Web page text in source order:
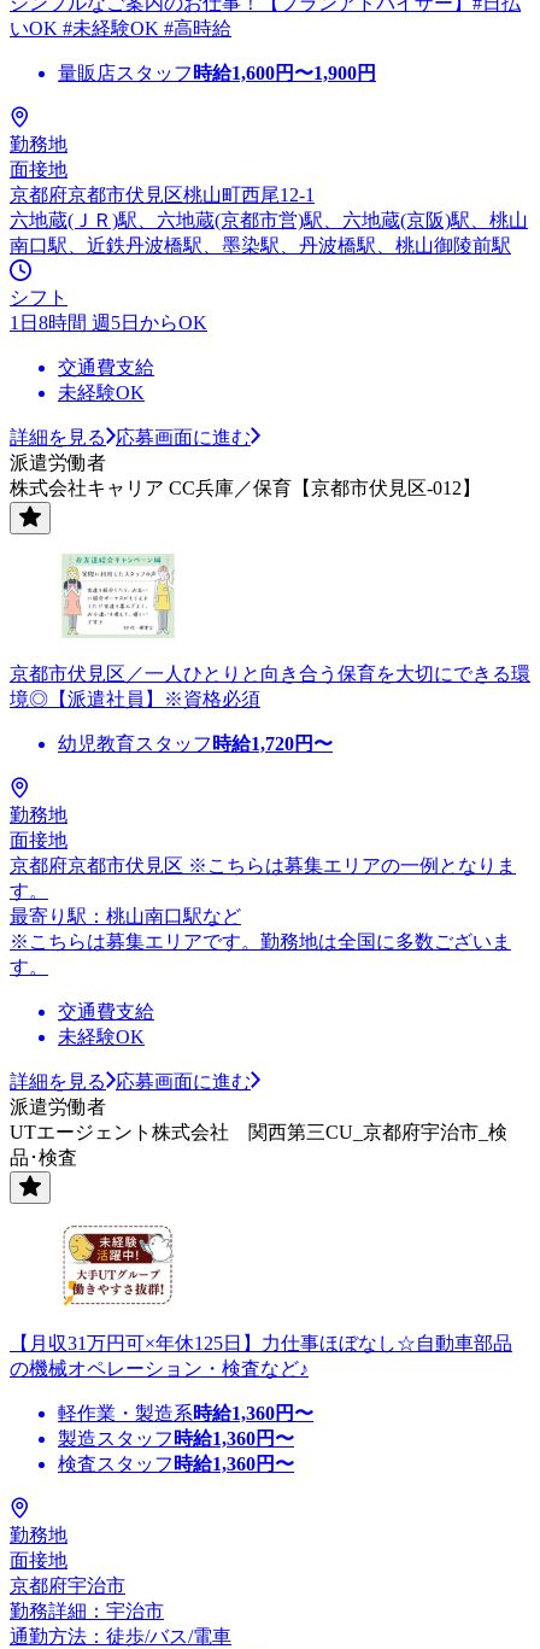
いOK #未経験OK #高時給
量販店スタッフ 時給1,600円〜1,900円
勤務地
面接地
京都府京都市伏見区桃山町西尾12-1
六地蔵(ＪＲ)駅、六地蔵(京都市営)駅、六地蔵(京阪)駅、桃山
南口駅、近鉄丹波橋駅、墨染駅、丹波橋駅、桃山御陵前駅
シフト
1日8時間 週5日からOK
交通費支給
未経験OK
詳細を見る
応募画面に進む
派遣労働者
株式会社キャリア CC兵庫／保育【京都市伏見区-012】
京都市伏見区／一人ひとりと向き合う保育を大切にできる環
境◎【派遣社員】※資格必須
幼児教育スタッフ 時給1,720円〜
勤務地
面接地
京都府京都市伏見区 ※こちらは募集エリアの一例となりま
す。
最寄り駅：桃山南口駅など
※こちらは募集エリアです。勤務地は全国に多数ございま
す。
交通費支給
未経験OK
詳細を見る
応募画面に進む
派遣労働者
UTエージェント株式会社 関西第三CU_京都府宇治市_検
品･検査
【月収31万円可×年休125日】力仕事ほぼなし☆自動車部品
の機械オペレーション・検査など♪
軽作業・製造系時給1,360円〜
製造スタッフ 時給1,360円〜
検査スタッフ 時給1,360円〜
勤務地
面接地
京都府宇治市
勤務詳細：宇治市
通勤方法：徒歩/バス/電車